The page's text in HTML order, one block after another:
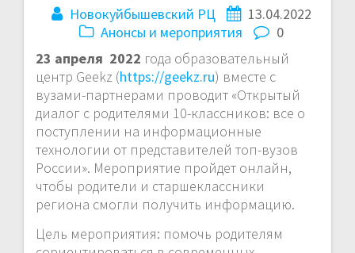
Новокуйбышевский РЦ
13.04.2022
Анонсы и мероприятия
0
23 апреля 2022 года образовательный
центр Geekz (https://geekz.ru) вместе с
вузами-партнерами проводит «Открытый
диалог с родителями 10-классников: все о
поступлении на информационные
технологии от представителей топ-вузов
России». Мероприятие пройдет онлайн,
чтобы родители и старшеклассники
региона смогли получить информацию.
Цель мероприятия: помочь родителям